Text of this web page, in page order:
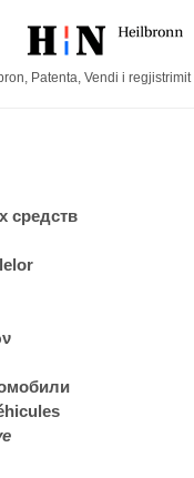
, Patenta, Vendi i regjistrimit
средств